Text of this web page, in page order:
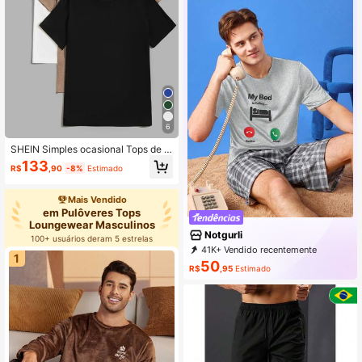
6
SHEIN Simples ocasional Tops de s
alão masculino
R$133 ,90 -8% Estimado
Mais Vendido
em Pulôveres Tops
Loungewear Masculinos
100+ usuários deram 5 estrelas
1
Notgurli
41K+ Vendido recentemente
12K+ Compra recorrente
18K Assinatura
R$50 ,95 Estimado